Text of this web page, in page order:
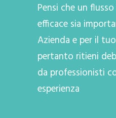
Pensi che un
efficace sia
Azienda e per il
pertanto ritieni
da professionisti
esperienza